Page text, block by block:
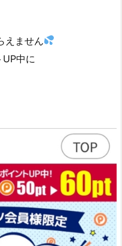
えません
中に